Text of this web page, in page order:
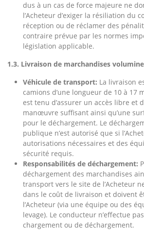
dus à un cas de force majeure ne
l’Acheteur d’exiger la résiliation du
réception ou de réclamer des
contraire prévue par les normes
législation applicable.
1.3. Livraison de marchandises
Véhicule de transport: La livraison
camions d’une longueur de 10 à 17
est tenu d’assurer un accès libre et
manœuvre suffisant ainsi qu’une
pour le déchargement. Le
publique n’est autorisé que si
autorisations nécessaires et des
sécurité requis.
Responsabilités de déchargement:
déchargement des marchandises
transport vers le site de l’Acheteur
dans le coût de livraison et doivent
l’Acheteur (via une équipe ou des
levage). Le conducteur n’effectue
chargement ou de déchargement.